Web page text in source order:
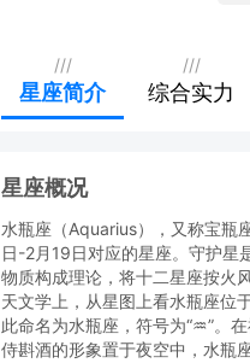
///
星座简介
///
综合实力
星座概况
水瓶座（Aquarius），又称宝
日-2月19日对应的星座。守护星
物质构成理论，将十二星座按火
天文学上，从星图上看水瓶座位
此命名为水瓶座，符号为“♒︎”。
侍斟酒的形象置于夜空中，水瓶